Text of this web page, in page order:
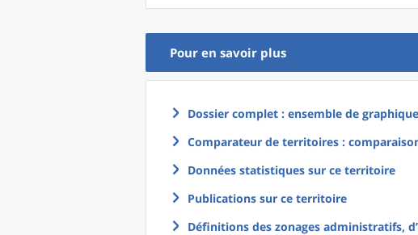
Pour en savoir plus
Dossier complet : ensemble de
Comparateur de territoires :
Données statistiques sur ce territoire
Publications sur ce territoire
Définitions des zonages administratifs,